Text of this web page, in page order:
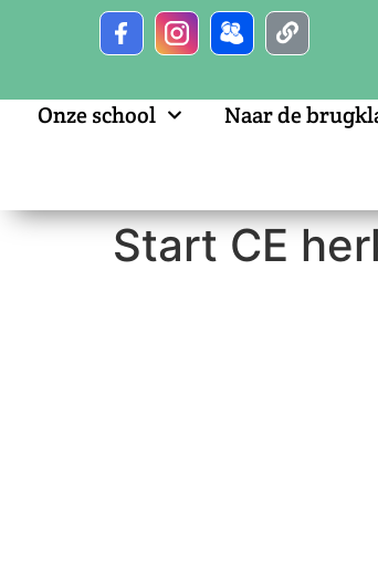
Onze school Naar de
Start CE